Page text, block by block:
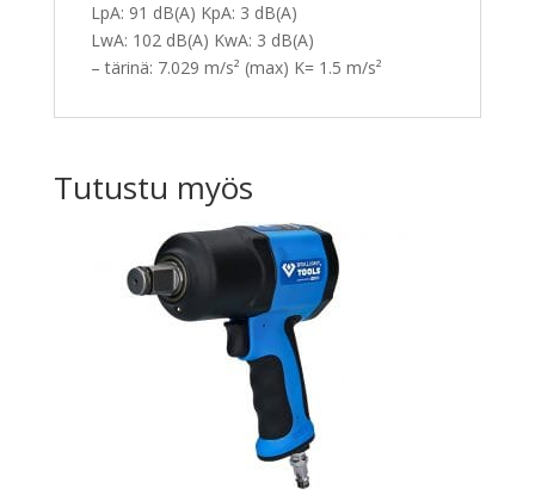
LpA: 91 dB(A) KpA: 3 dB(A)
LwA: 102 dB(A) KwA: 3 dB(A)
– tärinä: 7.029 m/s² (max) K= 1.5 m/s²
Tutustu myös